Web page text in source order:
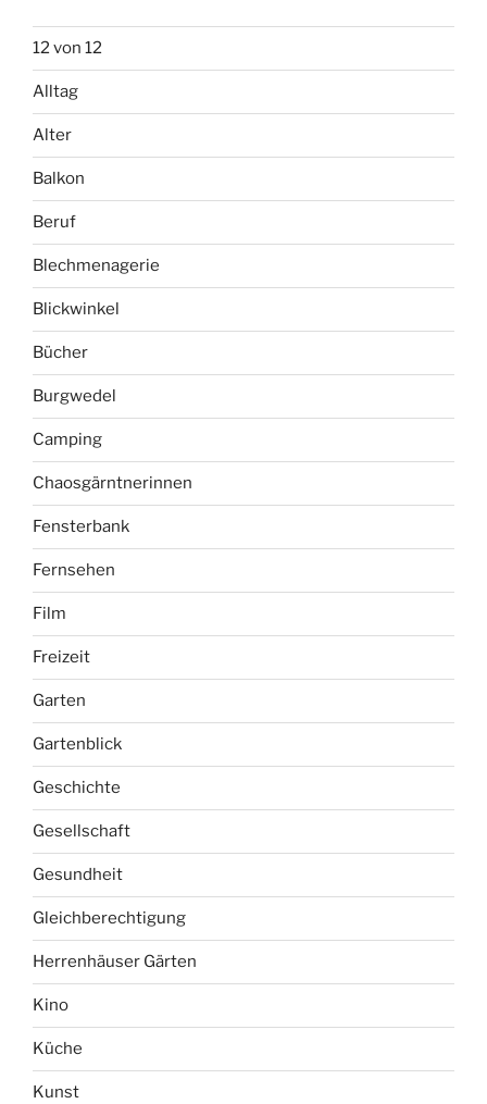
12 von 12
Alltag
Alter
Balkon
Beruf
Blechmenagerie
Blickwinkel
Bücher
Burgwedel
Camping
Chaosgärntnerinnen
Fensterbank
Fernsehen
Film
Freizeit
Garten
Gartenblick
Geschichte
Gesellschaft
Gesundheit
Gleichberechtigung
Herrenhäuser Gärten
Kino
Küche
Kunst